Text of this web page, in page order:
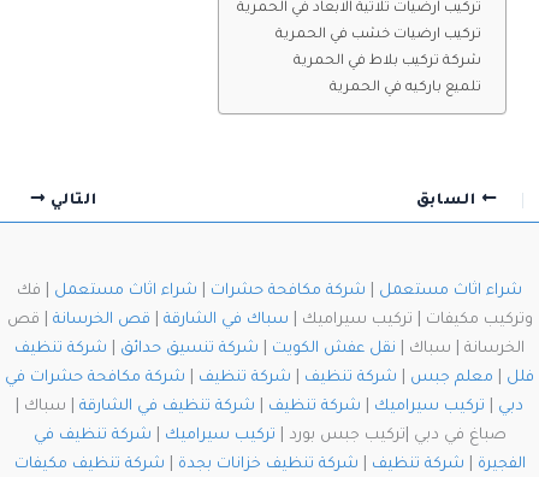
تركيب ارضيات ثلاثية الابعاد في الحمرية
تركيب ارضيات خشب في الحمرية
شركة تركيب بلاط في الحمرية
تلميع باركيه في الحمرية
السابق التالي
شراء اثاث مستعمل شركة مكافحة حشرات شراء اثاث مستعمل | فك
وتركيب مكيفات | تركيب سيراميك | سباك في الشارقة قص الخرسانة | قص
الخرسانة | سباك | نقل عفش الكويت شركة تنسيق حدائق
شركة تنظيف
فلل
معلم جبس شركة تنظيف شركة تنظيف
شركة مكافحة حشرات في
دبي
تركيب سيراميك شركة تنظيف شركة تنظيف في الشارقة | سباك |
صباغ في دبي |تركيب جبس بورد | تركيب سيراميك
شركة تنظيف في
الفجيرة
شركة تنظيف شركة تنظيف خزانات بجدة شركة تنظيف مكيفات